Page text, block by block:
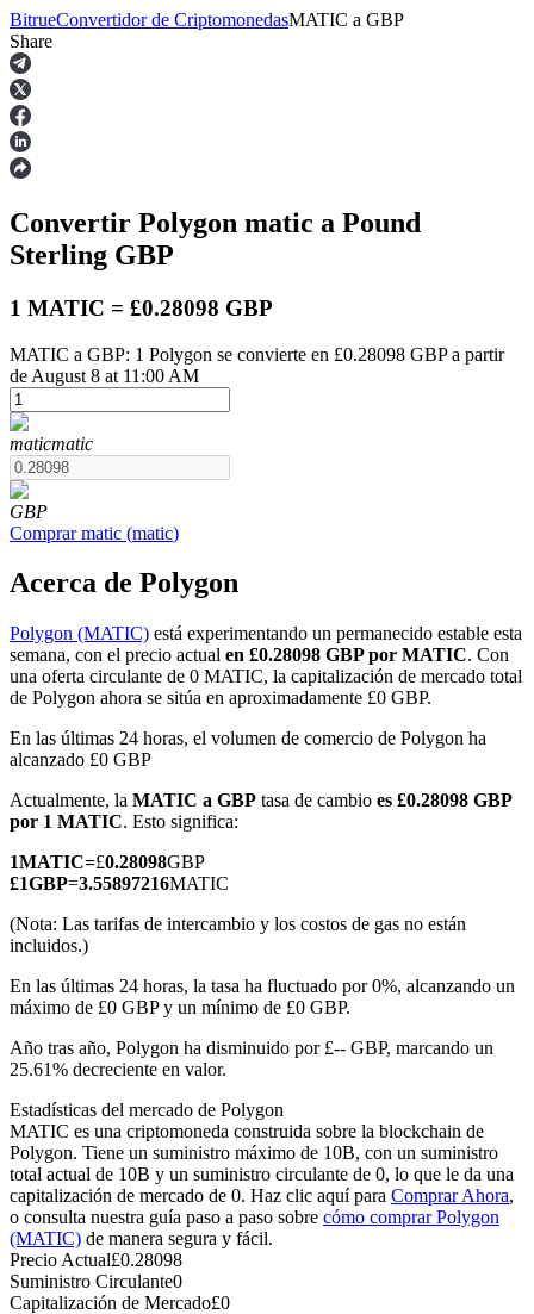
Futuros
Futuros del USDT
Futuros COIN-M
Futuros de criptomonedas
TradFi
Derivados de acciones, divisas, metales preciosos y materias
primas
Futuros del USDC
Futuros que utilizan USDC como garantía
BitrueConvertidor de CriptomonedasMATIC a GBP
Share
Convertir Polygon matic a Pound
Sterling GBP
1 MATIC = £0.28098 GBP
MATIC a GBP: 1 Polygon se convierte en £0.28098 GBP a partir
de August 8 at 11:00 AM
maticmatic
GBP
Comprar matic (matic)
Acerca de Polygon
Polygon (MATIC) está experimentando un permanecido estable esta
semana, con el precio actual en £0.28098 GBP por MATIC. Con
una oferta circulante de 0 MATIC, la capitalización de mercado total
de Polygon ahora se sitúa en aproximadamente £0 GBP.
En las últimas 24 horas, el volumen de comercio de Polygon ha
alcanzado £0 GBP
Actualmente, la MATIC a GBP tasa de cambio es £0.28098 GBP
por 1 MATIC. Esto significa:
1MATIC=£0.28098GBP
£1GBP=3.55897216MATIC
(Nota: Las tarifas de intercambio y los costos de gas no están
incluidos.)
En las últimas 24 horas, la tasa ha fluctuado por 0%, alcanzando un
máximo de £0 GBP y un mínimo de £0 GBP.
Año tras año, Polygon ha disminuido por £-- GBP, marcando un
25.61% decreciente en valor.
Estadísticas del mercado de Polygon
MATIC es una criptomoneda construida sobre la blockchain de
Polygon. Tiene un suministro máximo de 10B, con un suministro
total actual de 10B y un suministro circulante de 0, lo que le da una
capitalización de mercado de 0. Haz clic aquí para Comprar Ahora,
o consulta nuestra guía paso a paso sobre cómo comprar Polygon
(MATIC) de manera segura y fácil.
Precio Actual£0.28098
Suministro Circulante0
Capitalización de Mercado£0